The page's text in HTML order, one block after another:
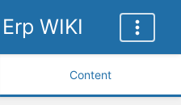
WIKI
Content